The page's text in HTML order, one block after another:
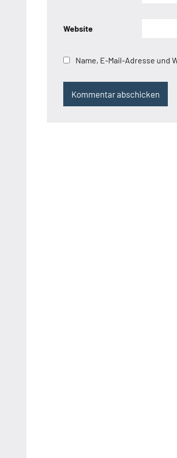
Website
Name, E-Mail-Adresse und